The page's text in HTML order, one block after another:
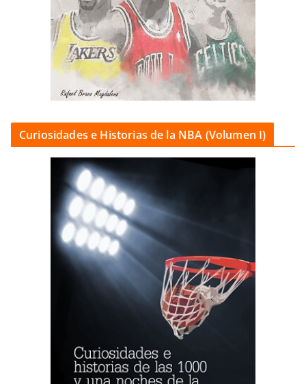
Curiosidades e Historias de la NBA (Volumen I)